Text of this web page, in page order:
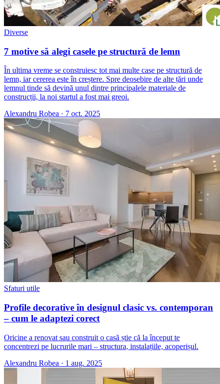
Diverse
7 motive să alegi casele pe structură de lemn
În ultima vreme se construiesc tot mai multe case pe structură de
lemn, iar cererea este în creștere. Spre deosebire de alte țări unde
lemnul tinde să devină unul dintre principalele materiale de
construcții, la noi startul a fost mai greoi.
Alexandru Robea · 7 oct. 2025
Sfaturi utile
Profile decorative în designul clasic vs. contemporan
– cum le adaptezi corect
Oricine a renovat sau construit o casă știe că la început te
concentrezi pe lucrurile mari – structura, instalațiile, acoperișul.
Alexandru Robea · 1 aug. 2025